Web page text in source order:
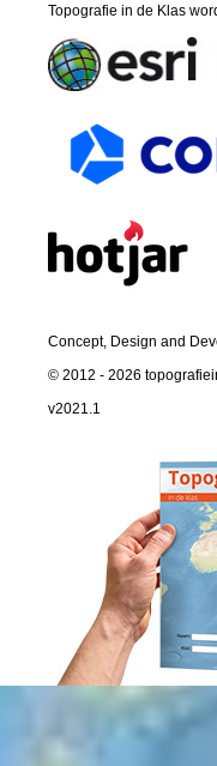
Topografie in de Klas
Concept, Design and
© 2012 - 2026
v2021.1